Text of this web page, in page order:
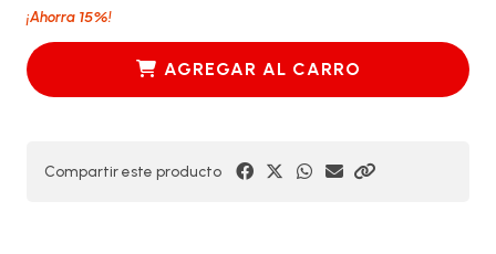
¡Ahorra 15%!
AGREGAR AL CARRO
Compartir este producto